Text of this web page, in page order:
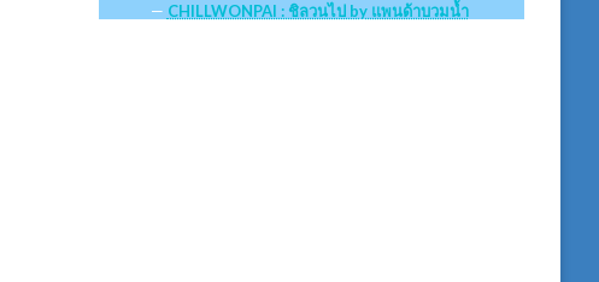
CHILLWONPAI : ชิลวนไป by แพนด้าบวมน้ำ